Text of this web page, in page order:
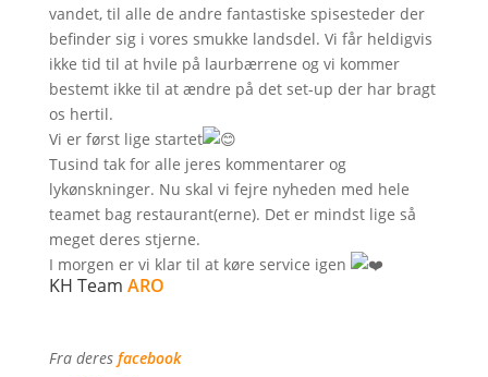
vandet, til alle de andre fantastiske spisesteder der
befinder sig i vores smukke landsdel. Vi får heldigvis
ikke tid til at hvile på laurbærrene og vi kommer
bestemt ikke til at ændre på det set-up der har bragt
os hertil.
Vi er først lige startet
Tusind tak for alle jeres kommentarer og
lykønskninger. Nu skal vi fejre nyheden med hele
teamet bag restaurant(erne). Det er mindst lige så
meget deres stjerne.
I morgen er vi klar til at køre service igen
KH Team ARO
Fra deres facebook